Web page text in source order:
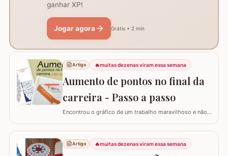
ganhar XP!
Jogar agora Grátis • 2 min
Artigo 🔥muitas dezenas viram essa semana
Aumento de pontos no final da
carreira - Passo a passo
Encontrou o gráfico de um trabalho maravilhoso e não
explicar de forma simples como interpretar o gráfico,
calcular a quantidade de correntes para iniciar um
trabalho e aumentar a quantidade de pontos no início ou
Artigo 🔥muitas dezenas viram essa semana